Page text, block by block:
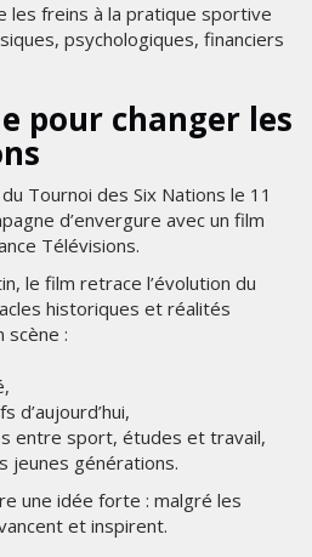
les freins à la pratique sportive
psychologiques, financiers
pour changer les
Tournoi des Six Nations le 11
d’envergure avec un film
Télévisions.
le film retrace l’évolution du
historiques et réalités
scène :
d’aujourd’hui,
entre sport, études et travail,
jeunes générations.
une idée forte : malgré les
et inspirent.